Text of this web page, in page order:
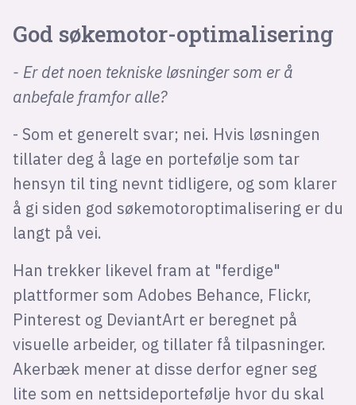
God søkemotor-optimalisering
- Er det noen tekniske løsninger som er å
anbefale framfor alle?
- Som et generelt svar; nei. Hvis løsningen
tillater deg å lage en portefølje som tar
hensyn til ting nevnt tidligere, og som klarer
å gi siden god søkemotoroptimalisering er du
langt på vei.
Han trekker likevel fram at "ferdige"
plattformer som Adobes Behance, Flickr,
Pinterest og DeviantArt er beregnet på
visuelle arbeider, og tillater få tilpasninger.
Akerbæk mener at disse derfor egner seg
lite som en nettsideportefølje hvor du skal